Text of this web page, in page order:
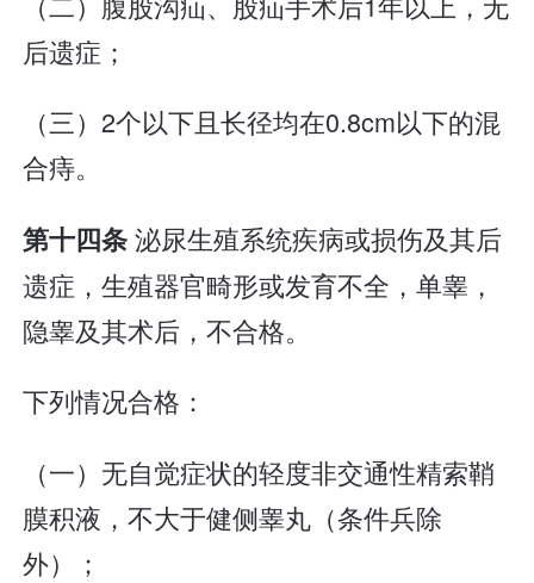
后遗症；
（三）2个以下且长径均在0.8cm以下的混
合痔。
第十四条泌尿生殖系统疾病或损伤及其后
遗症，生殖器官畸形或发育不全，单睾，
隐睾及其术后，不合格。
下列情况合格：
（一）无自觉症状的轻度非交通性精索鞘
膜积液，不大于健侧睾丸（条件兵除
外）；